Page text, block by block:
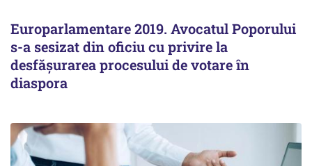
Europarlamentare 2019. Avocatul Poporului
s-a sesizat din oficiu cu privire la
desfăşurarea procesului de votare în
diaspora